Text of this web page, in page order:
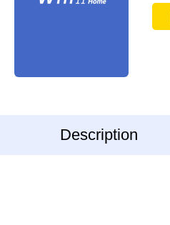
Description